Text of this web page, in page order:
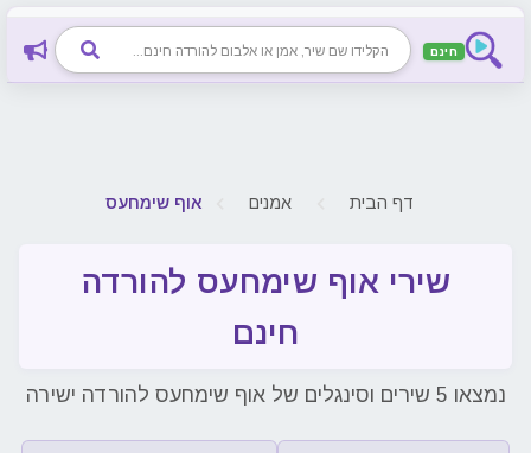
חינם
דף הבית אמנים אוף שימחעס
שירי אוף שימחעס להורדה
חינם
נמצאו 5 שירים וסינגלים של אוף שימחעס להורדה ישירה